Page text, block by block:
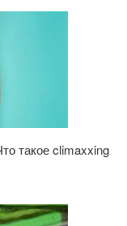
такое climaxxing